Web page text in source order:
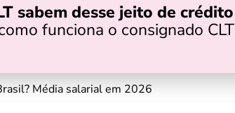
sabem desse jeito de crédito
funciona o consignado CLT
Média salarial em 2026